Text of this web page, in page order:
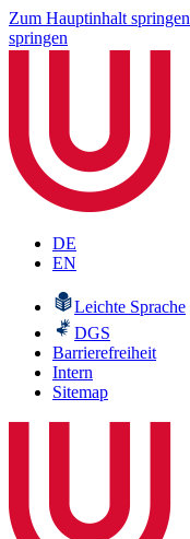
Zum Hauptinhalt springen
springen
DE
EN
Leichte Sprache
DGS
Barrierefreiheit
Intern
Sitemap